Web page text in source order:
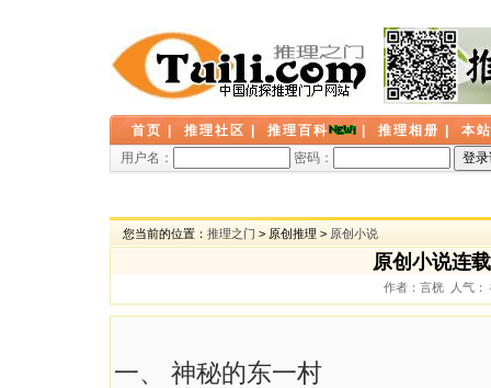
首页 推理社区 推理百科 推理相册
本
用户名：
密码：
您当前的位置： 推理之门 > 原创推理 > 原创小说
原创小说连
作者：言桄 人气：
一、 神秘的东一村